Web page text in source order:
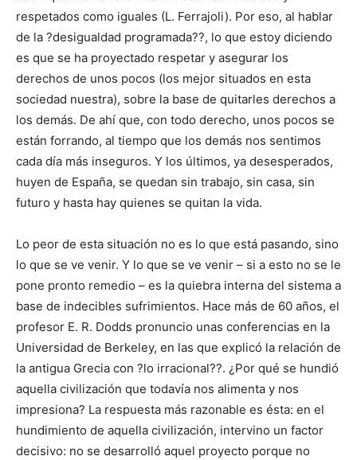
respetados como iguales (L. Ferrajoli). Por eso, al hablar
de la ?desigualdad programada??, lo que estoy diciendo
es que se ha proyectado respetar y asegurar los
derechos de unos pocos (los mejor situados en esta
sociedad nuestra), sobre la base de quitarles derechos a
los demás. De ahí que, con todo derecho, unos pocos se
están forrando, al tiempo que los demás nos sentimos
cada día más inseguros. Y los últimos, ya desesperados,
huyen de España, se quedan sin trabajo, sin casa, sin
futuro y hasta hay quienes se quitan la vida.
Lo peor de esta situación no es lo que está pasando, sino
lo que se ve venir. Y lo que se ve venir – si a esto no se le
pone pronto remedio – es la quiebra interna del sistema a
base de indecibles sufrimientos. Hace más de 60 años, el
profesor E. R. Dodds pronuncio unas conferencias en la
Universidad de Berkeley, en las que explicó la relación de
la antigua Grecia con ?lo irracional??. ¿Por qué se hundió
aquella civilización que todavía nos alimenta y nos
impresiona? La respuesta más razonable es ésta: en el
hundimiento de aquella civilización, intervino un factor
decisivo: no se desarrolló aquel proyecto porque no